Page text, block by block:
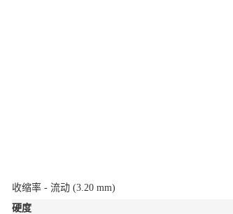
收缩率 - 流动 (3.20 mm)
硬度